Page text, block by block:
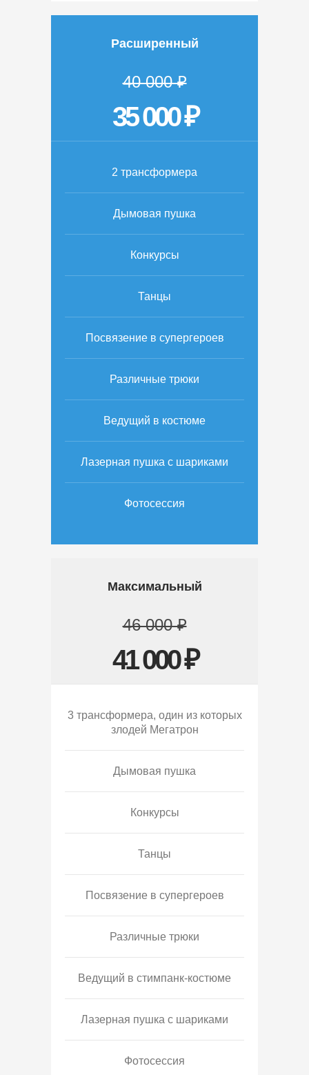
Расширенный
40 000 ₽
35 000 ₽
2 трансформера
Дымовая пушка
Конкурсы
Танцы
Посвязение в супергероев
Различные трюки
Ведущий в костюме
Лазерная пушка с шариками
Фотосессия
Максимальный
46 000 ₽
41 000 ₽
3 трансформера, один из которых
злодей Мегатрон
Дымовая пушка
Конкурсы
Танцы
Посвязение в супергероев
Различные трюки
Ведущий в стимпанк-костюме
Лазерная пушка с шариками
Фотосессия